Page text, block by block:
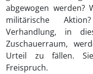
abgewogen werden?
militärische
Verhandlung, in
Zuschauerraum,
Urteil zu fällen.
Freispruch.